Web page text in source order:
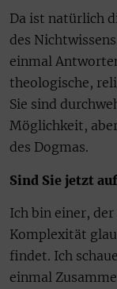
Da ist natürlich
des
einmal
theologische,
Sie sind
Möglichkeit,
des Dogmas.
Sind Sie jetzt
Ich bin einer,
Komplexität
findet. Ich
einmal